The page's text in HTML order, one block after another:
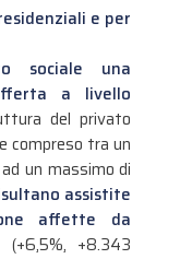
e per
sociale una
a livello
del privato
compreso tra un
un massimo di
assistite
affette da
(+6,5%, +8.343